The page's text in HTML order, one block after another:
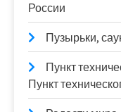
России
Пузырьки,
Пункт
Пункт